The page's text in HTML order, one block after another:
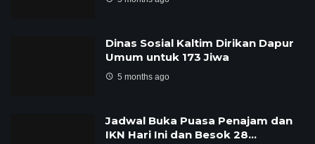
Dinas Sosial Kaltim Dirikan Dapur
Umum untuk 173 Jiwa
5 months ago
Jadwal Buka Puasa Penajam dan
IKN Hari Ini dan Besok 28…